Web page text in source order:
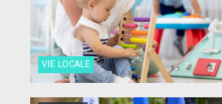
VIE LOCALE